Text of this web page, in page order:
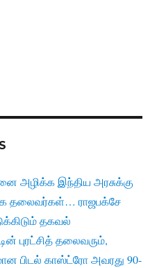
அழிக்க இந்திய அரசுக்கு
தலைவர்கள்… ராஜபக்சே
தகவல்
புரட்சித் தலைவரும்,
பிடல் காஸ்ட்ரோ அவரது 90-